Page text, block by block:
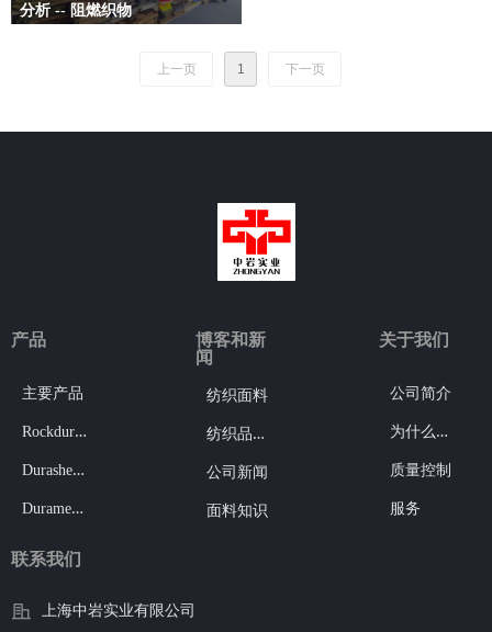
分析 -- 阻燃织物
灾数量不断增加。几十年来，中国平
均每年发生火灾的次数30000到40000
上一页 1 下一页
产品
主要产品
R
ockdura®
D
urashell®
D
uramesh®
博客和新
闻
纺织面料
纺
织品介绍
公司新闻
面料知识
关于我们
公司简介
为
什么选择我们
质量控制
服务
联系我们
上海中岩实业有限公司